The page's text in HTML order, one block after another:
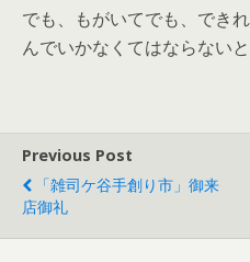
でも、もがいてでも、でき
んでいかなくてはならないと
Previous Post
「雑司ケ谷手創り市」御来
店御礼